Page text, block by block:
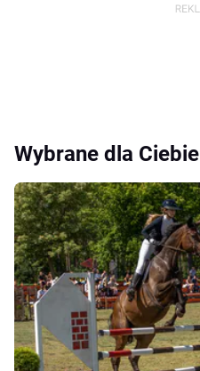
Wybrane dla Ciebie